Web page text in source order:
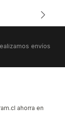
envíos
ahorra en